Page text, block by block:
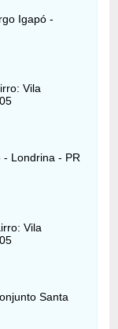
Igapó -
Vila
- Londrina - PR
Vila
Santa